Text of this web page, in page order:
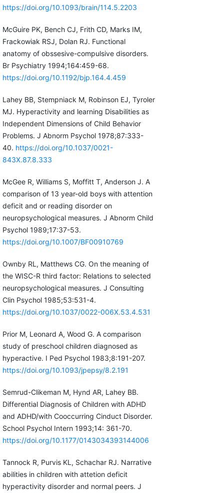
https://doi.org/10.1093/brain/114.5.2203
McGuire PK, Bench CJ, Frith CD, Marks IM,
Frackowiak RSJ, Dolan RJ. Functional
anatomy of obssesive-compulsive disorders.
Br Psychiatry 1994;164:459-68.
https://doi.org/10.1192/bjp.164.4.459
Lahey BB, Stempniack M, Robinson EJ, Tyroler
MJ. Hyperactivity and learning Disabilities as
Independent Dimensions of Child Behavior
Problems. J Abnorm Psychol 1978;87:333-
40. https://doi.org/10.1037/0021-
843X.87.8.333
McGee R, Williams S, Moffitt T, Anderson J. A
comparison of 13 year-old boys with attention
deficit and or reading disorder on
neuropsychological measures. J Abnorm Child
Psychol 1989;17:37-53.
https://doi.org/10.1007/BF00910769
Ownby RL, Matthews CG. On the meaning of
the WISC-R third factor: Relations to selected
neuropsychological measures. J Consulting
Clin Psychol 1985;53:531-4.
https://doi.org/10.1037/0022-006X.53.4.531
Prior M, Leonard A, Wood G. A comparison
study of preschool children diagnosed as
hyperactive. I Ped Psychol 1983;8:191-207.
https://doi.org/10.1093/jpepsy/8.2.191
Semrud-Clikeman M, Hynd AR, Lahey BB.
Differential Diagnosis of Children with ADHD
and ADHD/with Cooccurring Cinduct Disorder.
School Psychol Intern 1993;14: 361-70.
https://doi.org/10.1177/0143034393144006
Tannock R, Purvis KL, Schachar RJ. Narrative
abilities in children with attetion deficit
hyperactivity disorder and normal peers. J